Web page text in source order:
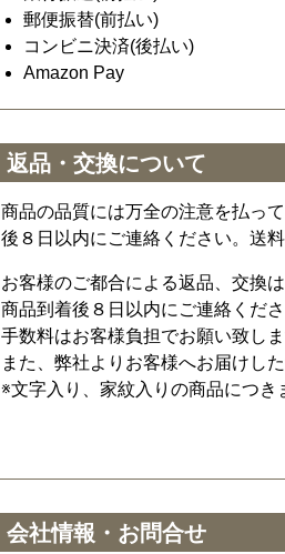
郵便振替(前払い)
コンビニ決済(後払い)
Amazon Pay
返品・交換について
商品の品質には万全の注意を払っ
後８日以内にご連絡ください。送
お客様のご都合による返品、交換
商品到着後８日以内にご連絡くだ
手数料はお客様負担でお願い致しま
また、弊社よりお客様へお届けし
※文字入り、家紋入りの商品につき
会社情報・お問合せ